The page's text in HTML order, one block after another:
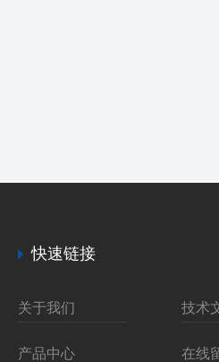
快速链接
关于我们 技术
产品中心 在线